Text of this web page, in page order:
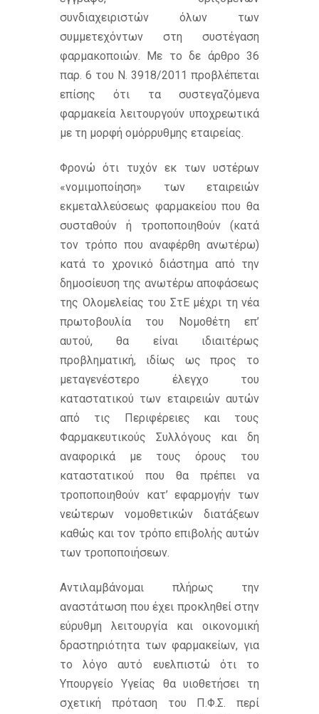
συνδιαχειριστών όλων των
συμμετεχόντων στη συστέγαση
φαρμακοποιών. Με το δε άρθρο 36
παρ. 6 του Ν. 3918/2011 προβλέπεται
επίσης ότι τα συστεγαζόμενα
φαρμακεία λειτουργούν υποχρεωτικά
με τη μορφή ομόρρυθμης εταιρείας.
Φρονώ ότι τυχόν εκ των υστέρων
«νομιμοποίηση» των εταιρειών
εκμεταλλεύσεως φαρμακείου που θα
συσταθούν ή τροποποιηθούν (κατά
τον τρόπο που αναφέρθη ανωτέρω)
κατά το χρονικό διάστημα από την
δημοσίευση της ανωτέρω αποφάσεως
της Ολομελείας του ΣτΕ μέχρι τη νέα
πρωτοβουλία του Νομοθέτη επ’
αυτού, θα είναι ιδιαιτέρως
προβληματική, ιδίως ως προς το
μεταγενέστερο έλεγχο του
καταστατικού των εταιρειών αυτών
από τις Περιφέρειες και τους
Φαρμακευτικούς Συλλόγους και δη
αναφορικά με τους όρους του
καταστατικού που θα πρέπει να
τροποποιηθούν κατ’ εφαρμογήν των
νεώτερων νομοθετικών διατάξεων
καθώς και τον τρόπο επιβολής αυτών
των τροποποιήσεων.
Αντιλαμβάνομαι πλήρως την
αναστάτωση που έχει προκληθεί στην
εύρυθμη λειτουργία και οικονομική
δραστηριότητα των φαρμακείων, για
το λόγο αυτό ευελπιστώ ότι το
Υπουργείο Υγείας θα υιοθετήσει τη
σχετική πρόταση του Π.Φ.Σ. περί